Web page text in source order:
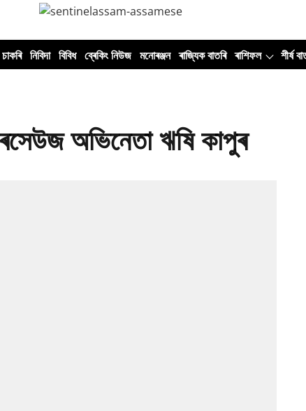
চাকৰি নিবিদা বিবিধ ব্ৰেকিং নিউজ মনোৰঞ্জন ৰাজ্যিক বাতৰি ৰাশিফল শীৰ্ষ
অভিনেতা ঋষি কাপুৰ